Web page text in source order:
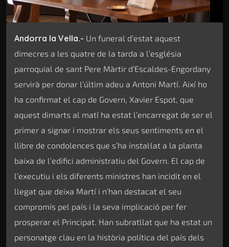
Andorra la Vella.- Un funeral d’estat aquest
dimecres a les quatre de la tarda a l’església
parroquial de sant Pere Màrtir d’Escaldes-Engordany
servirà per donar l’últim adeu a Antoni Martí. Així ho
ha confirmat el cap de Govern, Xavier Espot, que
aquest dimarts al matí ha estat l’encarregat de ser el
primer a signar i mostrar els seus sentiments en el
llibre de condolences que s’ha instal·lat a la planta
baixa de l’edifici administratiu del Govern. El cap de
l’executiu i els diferents ministres han incidit en el
llegat que deixa Martí i n’han destacat el seu
compromís pel país i la seva implicació per fer
prosperar el Principat. Han subratllat que ha estat un
personatge clau en la història política del país dels